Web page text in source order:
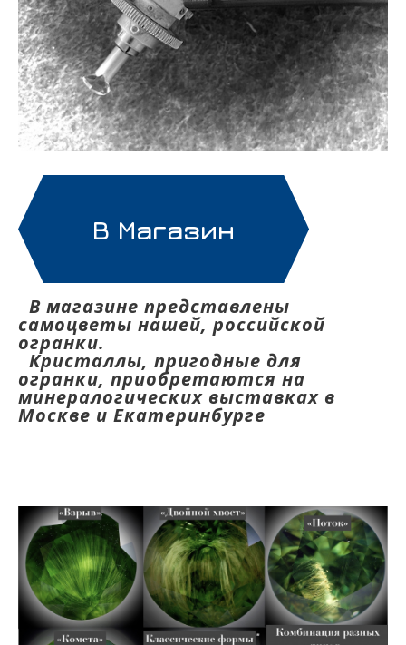
В Магазин
В магазине представлены
самоцветы нашей, российской
огранки.
Кристаллы, пригодные для
огранки, приобретаются на
минералогических выставках в
Москве и Екатеринбурге